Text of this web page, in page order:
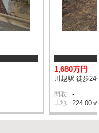
1,680万円
川越駅 徒歩24
間取 -
土地 224.00㎡